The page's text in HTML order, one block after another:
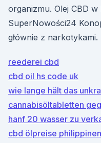
organizmu. Olej CBD w
SuperNowości24
głównie z narkotykami.
reederei cbd
cbd oil hs code uk
wie lange hält das
cannabisöltabletten
hanf 20 wasser zu
cbd ölpreise philippinen